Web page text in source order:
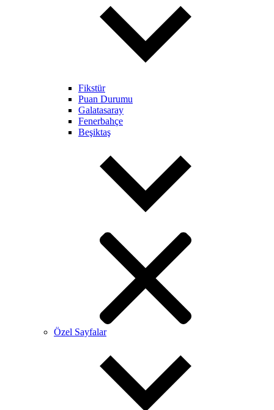
Fikstür
Puan Durumu
Galatasaray
Fenerbahçe
Beşiktaş
Özel Sayfalar